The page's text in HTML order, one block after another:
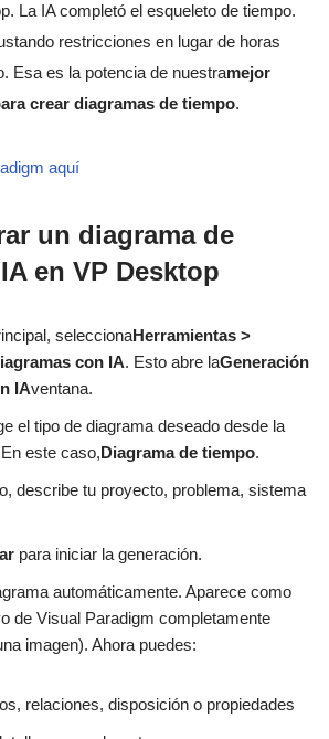
La IA completó el esqueleto de tiempo.
restricciones en lugar de horas
Esa es la potencia de nuestramejor
crear diagramas de tiempo.
aquí
un diagrama de
en VP Desktop
seleccionaHerramientas >
con IA. Esto abre laGeneración
IAventana.
el tipo de diagrama deseado desde la
este caso,Diagrama de tiempo.
describe tu proyecto, problema, sistema
para iniciar la generación.
automáticamente. Aparece como
de Visual Paradigm completamente
imagen). Ahora puedes:
relaciones, disposición o propiedades